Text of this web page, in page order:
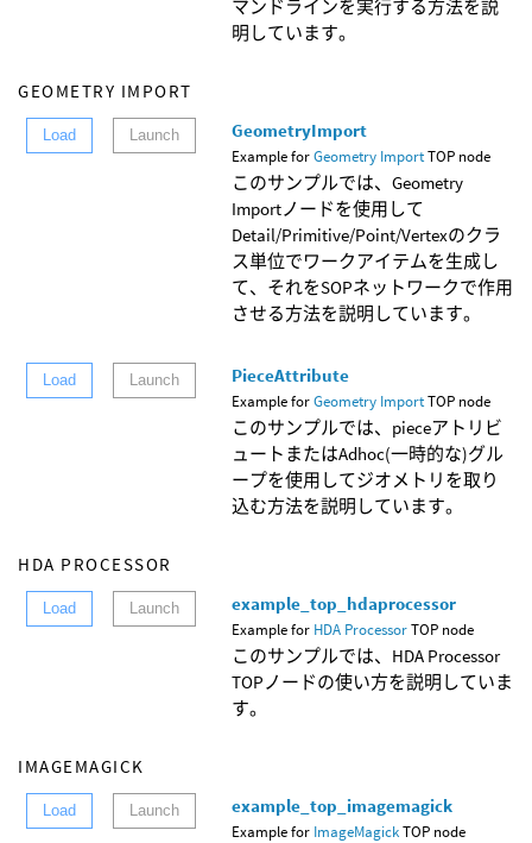
マンドラインを実行する方法を説
明しています。
GEOMETRY IMPORT
Load Launch GeometryImport
Example forGeometry ImportTOP node
このサンプルでは、Geometry
Importノードを使用して
Detail/Primitive/Point/Vertexのクラ
ス単位でワークアイテムを生成し
て、それをSOPネットワークで作用
させる方法を説明しています。
Load Launch PieceAttribute
Example forGeometry ImportTOP node
このサンプルでは、pieceアトリビ
ュートまたはAdhoc(一時的な)グル
ープを使用してジオメトリを取り
込む方法を説明しています。
HDA PROCESSOR
Load Launch example_top_hdaprocessor
Example for HDA ProcessorTOP node
このサンプルでは、HDA Processor
TOPノードの使い方を説明していま
す。
IMAGEMAGICK
Load Launch example_top_imagemagick
Example for ImageMagickTOP node